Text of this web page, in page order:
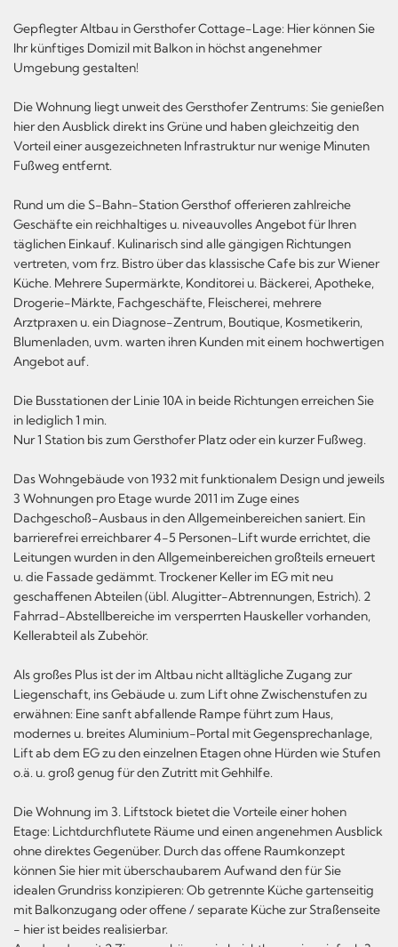
Gepflegter Altbau in Gersthofer Cottage-Lage: Hier können Sie
Ihr künftiges Domizil mit Balkon in höchst angenehmer
Umgebung gestalten!
Die Wohnung liegt unweit des Gersthofer Zentrums: Sie genießen
hier den Ausblick direkt ins Grüne und haben gleichzeitig den
Vorteil einer ausgezeichneten Infrastruktur nur wenige Minuten
Fußweg entfernt.
Rund um die S-Bahn-Station Gersthof offerieren zahlreiche
Geschäfte ein reichhaltiges u. niveauvolles Angebot für Ihren
täglichen Einkauf. Kulinarisch sind alle gängigen Richtungen
vertreten, vom frz. Bistro über das klassische Cafe bis zur Wiener
Küche. Mehrere Supermärkte, Konditorei u. Bäckerei, Apotheke,
Drogerie-Märkte, Fachgeschäfte, Fleischerei, mehrere
Arztpraxen u. ein Diagnose-Zentrum, Boutique, Kosmetikerin,
Blumenladen, uvm. warten ihren Kunden mit einem hochwertigen
Angebot auf.
Die Busstationen der Linie 10A in beide Richtungen erreichen Sie
in lediglich 1 min.
Nur 1 Station bis zum Gersthofer Platz oder ein kurzer Fußweg.
Das Wohngebäude von 1932 mit funktionalem Design und jeweils
3 Wohnungen pro Etage wurde 2011 im Zuge eines
Dachgeschoß-Ausbaus in den Allgemeinbereichen saniert. Ein
barrierefrei erreichbarer 4-5 Personen-Lift wurde errichtet, die
Leitungen wurden in den Allgemeinbereichen großteils erneuert
u. die Fassade gedämmt. Trockener Keller im EG mit neu
geschaffenen Abteilen (übl. Alugitter-Abtrennungen, Estrich). 2
Fahrrad-Abstellbereiche im versperrten Hauskeller vorhanden,
Kellerabteil als Zubehör.
Als großes Plus ist der im Altbau nicht alltägliche Zugang zur
Liegenschaft, ins Gebäude u. zum Lift ohne Zwischenstufen zu
erwähnen: Eine sanft abfallende Rampe führt zum Haus,
modernes u. breites Aluminium-Portal mit Gegensprechanlage,
Lift ab dem EG zu den einzelnen Etagen ohne Hürden wie Stufen
o.ä. u. groß genug für den Zutritt mit Gehhilfe.
Die Wohnung im 3. Liftstock bietet die Vorteile einer hohen
Etage: Lichtdurchflutete Räume und einen angenehmen Ausblick
ohne direktes Gegenüber. Durch das offene Raumkonzept
können Sie hier mit überschaubarem Aufwand den für Sie
idealen Grundriss konzipieren: Ob getrennte Küche gartenseitig
mit Balkonzugang oder offene / separate Küche zur Straßenseite
- hier ist beides realisierbar.